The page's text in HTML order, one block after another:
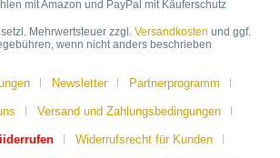
Mehrwertsteuer zzgl. Versandkosten und ggf.
wenn nicht anders beschrieben
Newsletter Partnerprogramm
Versand und Zahlungsbedingungen
Widerrufsrecht für Kunden